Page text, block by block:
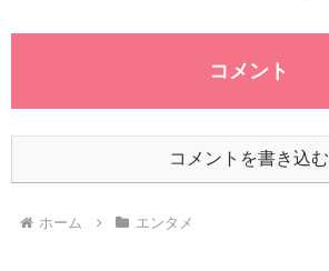
コメント
コメントを書き込む
ホーム エンタメ